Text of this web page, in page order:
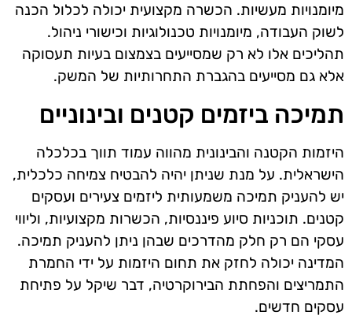
מיומנויות מעשיות. הכשרה מקצועית יכולה לכלול הכנה
לשוק העבודה, מיומנויות טכנולוגיות וכישורי ניהול.
תהליכים אלו לא רק שמסייעים בצמצום בעיות תעסוקה
אלא גם מסייעים בהגברת התחרותיות של המשק.
תמיכה ביזמים קטנים ובינוניים
היזמות הקטנה והבינונית מהווה עמוד תווך בכלכלה
הישראלית. על מנת שניתן יהיה להבטיח צמיחה כלכלית,
יש להעניק תמיכה משמעותית ליזמים צעירים ועסקים
קטנים. תוכניות סיוע פיננסיות, הכשרות מקצועיות, וליווי
עסקי הם רק חלק מהדרכים שבהן ניתן להעניק תמיכה.
המדינה יכולה לחזק את תחום היזמות על ידי החמרת
התמריצים והפחתת הבירוקרטיה, דבר שיקל על פתיחת
עסקים חדשים.